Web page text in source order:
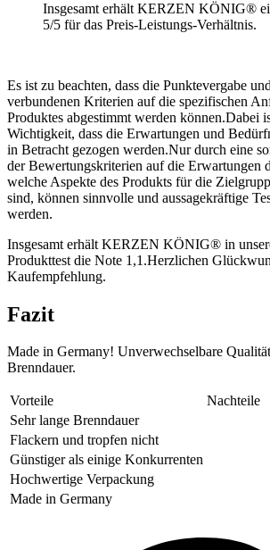
Insgesamt erhält KERZEN KÖNIG®
5/5 für das Preis-Leistungs-Verhältnis.
Es ist zu beachten, dass die Punktevergabe
verbundenen Kriterien auf die spezifischen
Produktes abgestimmt werden können.Dabei
Wichtigkeit, dass die Erwartungen und
in Betracht gezogen werden.Nur durch eine
der Bewertungskriterien auf die Erwartungen
welche Aspekte des Produkts für die
sind, können sinnvolle und aussagekräftige
werden.
Insgesamt erhält KERZEN KÖNIG® in
Produkttest die Note 1,1.Herzlichen
Kaufempfehlung.
Fazit
Made in Germany! Unverwechselbare
Brenndauer.
Vorteile
Nachteile
Sehr lange Brenndauer
Flackern und tropfen nicht
Günstiger als einige Konkurrenten
Hochwertige Verpackung
Made in Germany